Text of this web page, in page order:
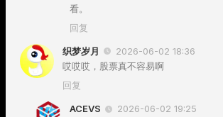
看。
回复
织梦岁月
2026-06-02 18:36
哎哎哎，股票真不容易啊
回复
ACEVS
2026-06-02 19:25